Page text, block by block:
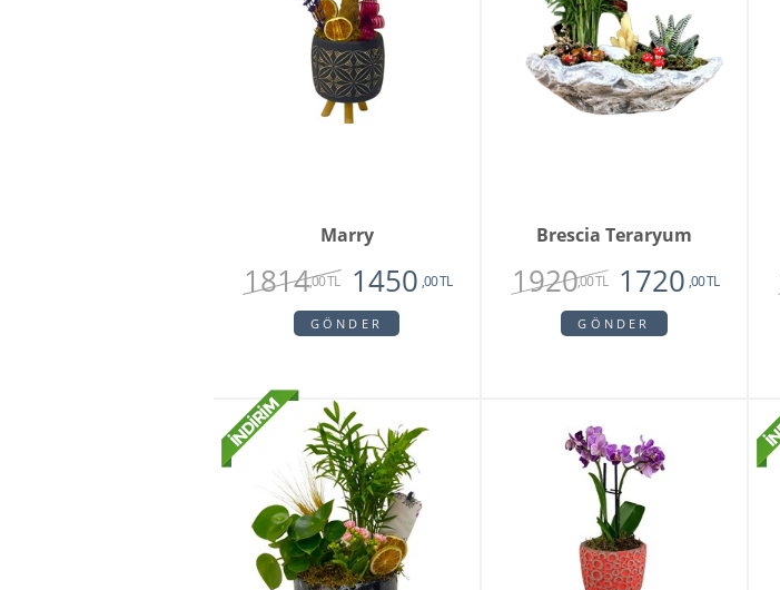
Marry
1814,00 TL 1450 ,00 TL
GÖNDER
Brescia Teraryum
1920,00 TL 1720 ,00 TL
GÖNDER